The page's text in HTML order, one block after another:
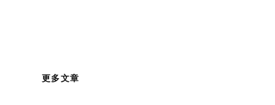
更多文章